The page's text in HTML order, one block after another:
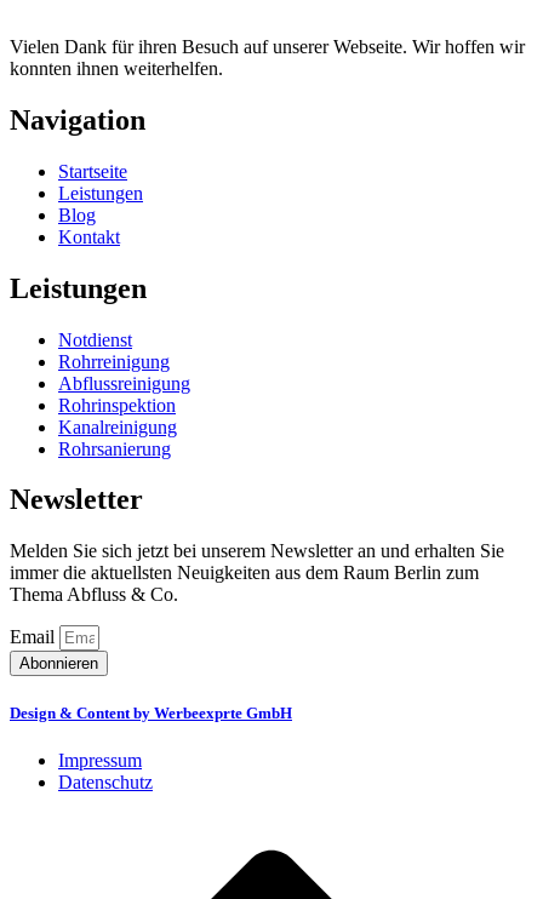
Vielen Dank für ihren Besuch auf unserer Webseite. Wir hoffen wir
konnten ihnen weiterhelfen.
Navigation
Startseite
Leistungen
Blog
Kontakt
Leistungen
Notdienst
Rohrreinigung
Abflussreinigung
Rohrinspektion
Kanalreinigung
Rohrsanierung
Newsletter
Melden Sie sich jetzt bei unserem Newsletter an und erhalten Sie
immer die aktuellsten Neuigkeiten aus dem Raum Berlin zum
Thema Abfluss & Co.
Email
Abonnieren
Design & Content by Werbeexprte GmbH
Impressum
Datenschutz